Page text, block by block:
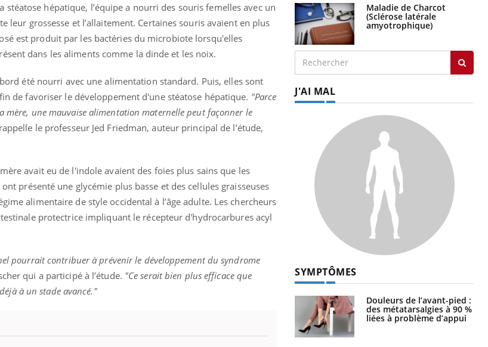
hépatique, l’équipe a nourri des souris femelles avec un
leur grossesse et l’allaitement. Certaines souris avaient en plus
est produit par les bactéries du microbiote lorsqu'elles
dans les aliments comme la dinde et les noix.
été nourri avec une alimentation standard. Puis, elles sont
de favoriser le développement d'une stéatose hépatique. "Parce
une mauvaise alimentation maternelle peut façonner le
le professeur Jed Friedman, auteur principal de l’étude,
avait eu de l'indole avaient des foies plus sains que les
présenté une glycémie plus basse et des cellules graisseuses
alimentaire de style occidental à l’âge adulte. Les chercheurs
protectrice impliquant le récepteur d'hydrocarbures acyl
pourrait contribuer à prévenir le développement du syndrome
qui a participé à l’étude. "Ce serait bien plus efficace que
à un stade avancé."
Maladie de Charcot
(Sclérose latérale
amyotrophique)
J'AI MAL
SYMPTÔMES
Douleurs de l’avant-pied :
des métatarsalgies à 90 %
liées à problème d’appui